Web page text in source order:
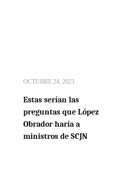
OCTUBRE 24, 2023
Estas serían las
preguntas que López
Obrador haría a
ministros de SCJN